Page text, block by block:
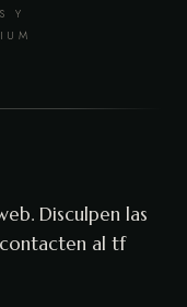
Y
Disculpen las
al tf